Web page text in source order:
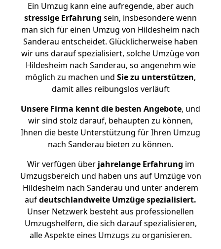
Ein Umzug kann eine aufregende, aber auch
stressige Erfahrung sein, insbesondere wenn
man sich für einen Umzug von Hildesheim nach
Sanderau entscheidet. Glücklicherweise haben
wir uns darauf spezialisiert, solche Umzüge von
Hildesheim nach Sanderau, so angenehm wie
möglich zu machen und Sie zu unterstützen,
damit alles reibungslos verläuft
Unsere Firma kennt die besten Angebote, und
wir sind stolz darauf, behaupten zu können,
Ihnen die beste Unterstützung für Ihren Umzug
nach Sanderau bieten zu können.
Wir verfügen überjahrelange Erfahrung im
Umzugsbereich und haben uns auf Umzüge von
Hildesheim nach Sanderau und unter anderem
aufdeutschlandweite Umzüge spezialisiert.
Unser Netzwerk besteht aus professionellen
Umzugshelfern, die sich darauf spezialisieren,
alle Aspekte eines Umzugs zu organisieren.